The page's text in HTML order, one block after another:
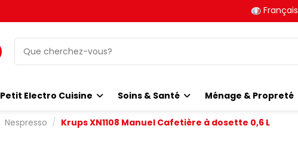
Français
Petit Electro Cuisine Soins & Santé Ménage & Propreté
Nespresso Krups XN1108 Manuel Cafetière à dosette 0,6 L